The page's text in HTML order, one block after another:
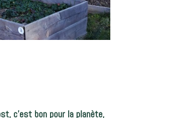
c’est bon pour la planète,